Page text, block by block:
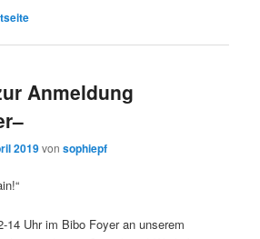
Anmeldung
2019vonsophiepf
14 Uhr im Bibo Foyer an unserem